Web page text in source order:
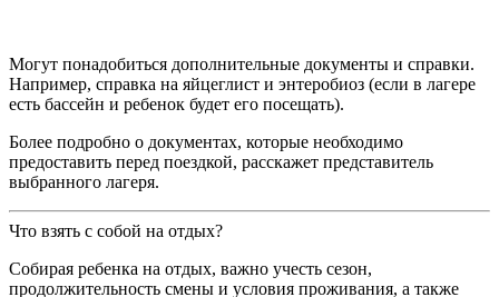
Могут понадобиться дополнительные документы и справки.
Например, справка на яйцеглист и энтеробиоз (если в лагере
есть бассейн и ребенок будет его посещать).
Более подробно о документах, которые необходимо
предоставить перед поездкой, расскажет представитель
выбранного лагеря.
Что взять с собой на отдых?
Собирая ребенка на отдых, важно учесть сезон,
продолжительность смены и условия проживания, а также